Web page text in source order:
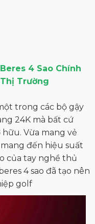
4 Sao Chính
Trường
trong các bộ gậy
24K mà bất cứ
Vừa mang vẻ
đến hiệu suất
của tay nghề thủ
4 sao đã tạo nên
golf